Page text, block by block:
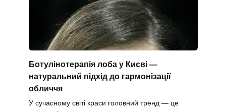
Ботулінотерапія лоба у Києві —
натуральний підхід до гармонізації
обличчя
У сучасному світі краси головний тренд — це